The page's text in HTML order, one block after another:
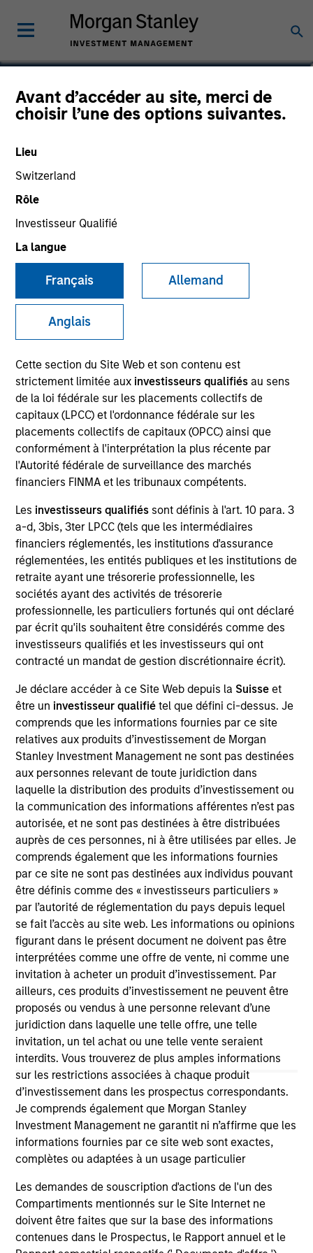
Avant d’accéder au site, merci de
choisir l’une des options suivantes.
Lieu
Switzerland
Rôle
Investisseur Qualifié
La langue
Français Allemand
Anglais
Cette section du Site Web et son contenu est
strictement limitée aux investisseurs qualifiésau sens
de la loi fédérale sur les placements collectifs de
capitaux (LPCC) et l'ordonnance fédérale sur les
placements collectifs de capitaux (OPCC) ainsi que
conformément à l'interprétation la plus récente par
l'Autorité fédérale de surveillance des marchés
financiers FINMA et les tribunaux compétents.
Les investisseurs qualifiés sont définis à l'art. 10 para. 3
a-d, 3bis, 3ter LPCC (tels que les intermédiaires
financiers réglementés, les institutions d'assurance
réglementées, les entités publiques et les institutions de
retraite ayant une trésorerie professionnelle, les
sociétés ayant des activités de trésorerie
professionnelle, les particuliers fortunés qui ont déclaré
par écrit qu'ils souhaitent être considérés comme des
investisseurs qualifiés et les investisseurs qui ont
contracté un mandat de gestion discrétionnaire écrit).
Je déclare accéder à ce Site Web depuis la Suisse et
être un investisseur qualifiétel que défini ci-dessus. Je
comprends que les informations fournies par ce site
relatives aux produits d’investissement de Morgan
Stanley Investment Management ne sont pas destinées
aux personnes relevant de toute juridiction dans
laquelle la distribution des produits d’investissement ou
la communication des informations afférentes n’est pas
autorisée, et ne sont pas destinées à être distribuées
auprès de ces personnes, ni à être utilisées par elles. Je
comprends également que les informations fournies
par ce site ne sont pas destinées aux individus pouvant
être définis comme des « investisseurs particuliers »
par l’autorité de réglementation du pays depuis lequel
se fait l’accès au site web. Les informations ou opinions
figurant dans le présent document ne doivent pas être
interprétées comme une offre de vente, ni comme une
invitation à acheter un produit d’investissement. Par
ailleurs, ces produits d’investissement ne peuvent être
proposés ou vendus à une personne relevant d’une
juridiction dans laquelle une telle offre, une telle
invitation, un tel achat ou une telle vente seraient
interdits. Vous trouverez de plus amples informations
sur les restrictions associées à chaque produit
d’investissement dans les prospectus correspondants.
Je comprends également que Morgan Stanley
Investment Management ne garantit ni n’affirme que les
informations fournies par ce site web sont exactes,
complètes ou adaptées à un usage particulier
Les demandes de souscription d'actions de l'un des
Compartiments mentionnés sur le Site Internet ne
doivent être faites que sur la base des informations
contenues dans le Prospectus, le Rapport annuel et le
Munenori Yoshimi
Executive Director
YEARS OF INDUSTRY EXPERIENCE
Munenori is a portfolio specialist on the
International Equity team, based in Tokyo. He joined
Morgan Stanley in 1999 and has 30 years of
investment experience. Prior to joining the team, he
was a portfolio manager for global equity portfolios
and previously worked as a manager for Japanese
and Asian equities at Daiwa International Capital
the trading and sales of Japanese equity derivative
products and also worked as a Compliance Officer
at Solomon Brothers (Asia). Munenori holds a B.A. in
Law from the University of Tokyo and is a Chartered
Member of the Security Analysts Association of
Japan and a member of the CFA Institute.
May not represent all Team Members.
The information on this page is for informational
purposes only. The information contained herein does
not constitute and should not be construed as an
offering of advisory services or an offer to sell or a
solicitation of an offer to buy any securities in any
jurisdiction in which such offer or solicitation,
purchase or sale would be unlawful under the
securities, insurance or other laws of such jurisdiction.
All investing involves risks, including a loss of principal.
Please refer to the strategy detail page for important
information on the strategy, including additional risk
considerations.
Morgan Stanley